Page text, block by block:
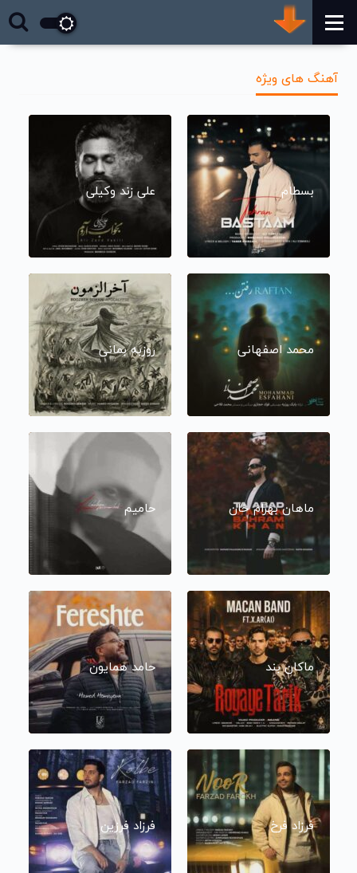
آهنگ های ویژه
بسطام علی زند وکیلی
محمد اصفهانی روزبه بمانی
ماهان بهرام خان حامیم
ماکان بند حامد همایون
فرزاد فرخ فرزاد فرزین